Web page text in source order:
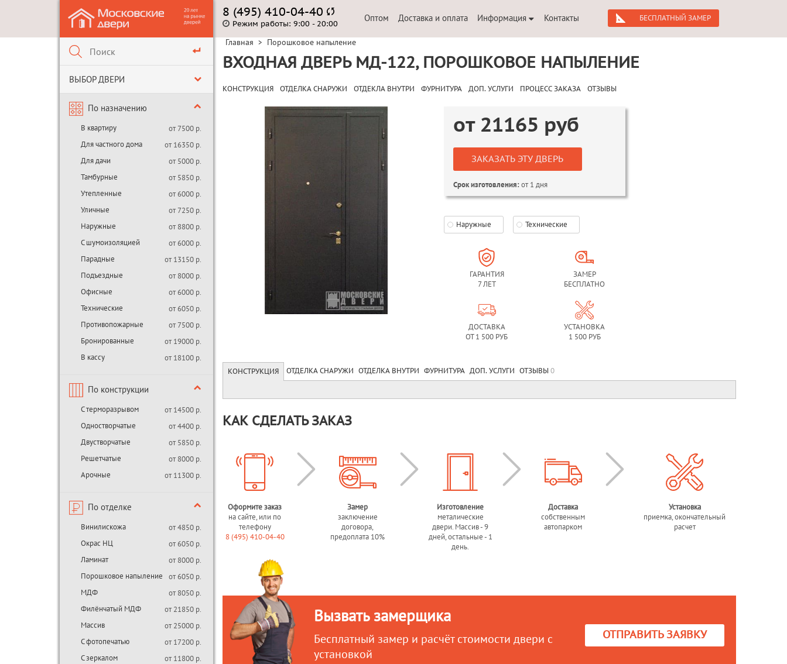
ВЫБОР ДВЕРИ
По назначению
В квартиру
от 7500 р.
Для частного дома
от 16350 р.
Для дачи
от 5000 р.
Тамбурные
от 5850 р.
Утепленные
от 6000 р.
Уличные
от 7250 р.
Наружные
от 8800 р.
С шумоизоляцией
от 6000 р.
Парадные
от 13150 р.
Подъездные
от 8000 р.
Офисные
от 6000 р.
Технические
от 6050 р.
Противопожарные
от 7500 р.
Бронированные
от 19000 р.
В кассу
от 18100 р.
По конструкции
С терморазрывом
от 14500 р.
Одностворчатые
от 4400 р.
Двустворчатые
от 5850 р.
Решетчатые
от 8000 р.
Арочные
от 11300 р.
По отделке
Винилискожа
от 4850 р.
Окрас НЦ
от 6050 р.
Ламинат
от 8000 р.
Порошковое напыление
от 6050 р.
МДФ
от 8050 р.
Филёнчатый МДФ
от 21850 р.
Массив
от 25000 р.
С фотопечатью
от 17200 р.
С зеркалом
от 11800 р.
8 (495) 410-04-40
Режим работы: 9:00 - 20:00
Оптом Доставка и оплата Информация Контакты БЕСПЛАТНЫЙ ЗАМЕР
Главная > Порошковое напыление
ВХОДНАЯ ДВЕРЬ МД-122, ПОРОШКОВОЕ НАПЫЛЕНИЕ
КОНСТРУКЦИЯ ОТДЕЛКА СНАРУЖИ ОТДЕКЛА ВНУТРИ ФУРНИТУРА ДОП. УСЛУГИ ПРОЦЕСС ЗАКАЗА ОТЗЫВЫ
от 21165 руб
ЗАКАЗАТЬ ЭТУ ДВЕРЬ
Срок изготовления:от 1 дня
Наружные Технические
ГАРАНТИЯ
7 ЛЕТ
ЗАМЕР
БЕСПЛАТНО
ДОСТАВКА
ОТ 1 500 РУБ
УСТАНОВКА
1 500 РУБ
КОНСТРУКЦИЯ ОТДЕЛКА СНАРУЖИ ОТДЕЛКА ВНУТРИ ФУРНИТУРА ДОП. УСЛУГИ ОТЗЫВЫ 0
КАК СДЕЛАТЬ ЗАКАЗ
Оформите заказ
на сайте, или по
телефону
8 (495) 410-04-40
Замер
заключение
договора,
предоплата 10%
Изготовление
металические
двери. Массив - 9
дней, остальные - 1
день.
Доставка
собственным
автопарком
Установка
приемка, окончательный
расчет
Вызвать замерщика
Бесплатный замер и расчёт стоимости двери с
установкой
ОТПРАВИТЬ ЗАЯВКУ